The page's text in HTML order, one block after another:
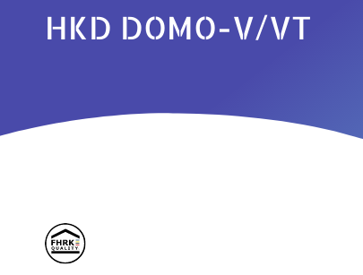
HKD DOMO-V/VT